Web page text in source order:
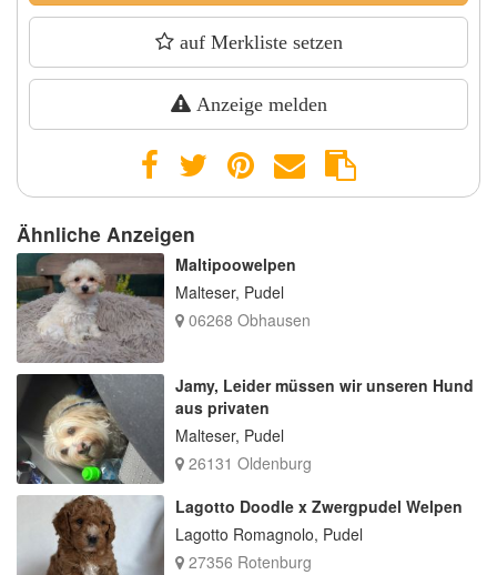
auf Merkliste setzen
Anzeige melden
Ähnliche Anzeigen
Maltipoowelpen
Malteser, Pudel
06268 Obhausen
Jamy, Leider müssen wir unseren Hund
aus privaten
Malteser, Pudel
26131 Oldenburg
Lagotto Doodle x Zwergpudel Welpen
Lagotto Romagnolo, Pudel
27356 Rotenburg